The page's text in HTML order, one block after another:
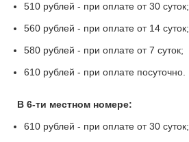
510 рублей - при оплате от 30 суток;
560 рублей - при оплате от 14 суток;
580 рублей - при оплате от 7 суток;
610 рублей - при оплате посуточно.
В 6-ти местном номере:
610 рублей - при оплате от 30 суток;